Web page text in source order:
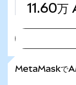
11.60万
MetaMaskで